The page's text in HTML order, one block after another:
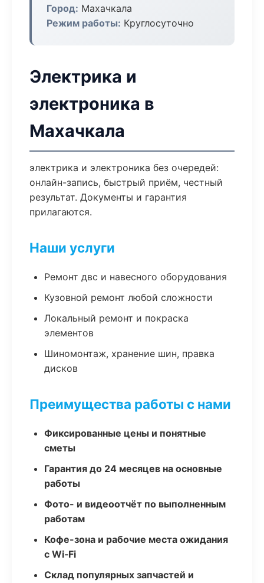
Город: Махачкала
Режим работы: Круглосуточно
Электрика и
электроника в
Махачкала
электрика и электроника без очередей:
онлайн-запись, быстрый приём, честный
результат. Документы и гарантия
прилагаются.
Наши услуги
Ремонт двс и навесного оборудования
Кузовной ремонт любой сложности
Локальный ремонт и покраска
элементов
Шиномонтаж, хранение шин, правка
дисков
Преимущества работы с нами
Фиксированные цены и понятные
сметы
Гарантия до 24 месяцев на основные
работы
Фото- и видеоотчёт по выполненным
работам
Кофе-зона и рабочие места ожидания
с Wi‑Fi
Склад популярных запчастей и